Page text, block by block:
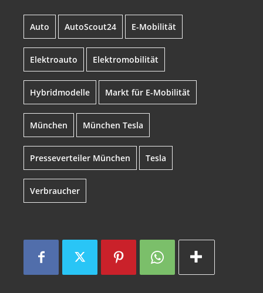
Auto AutoScout24 E-Mobilität
Elektroauto Elektromobilität
Hybridmodelle Markt für E-Mobilität
München München Tesla
Presseverteiler München Tesla
Verbraucher